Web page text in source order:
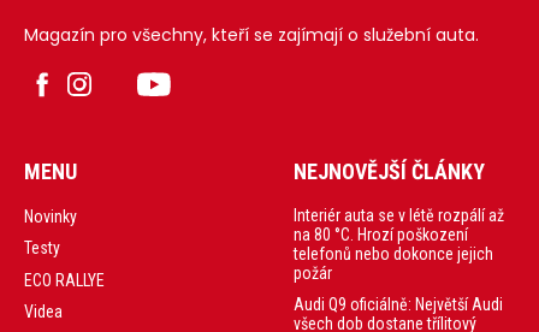
Magazín pro všechny, kteří se zajímají o služební auta.
MENU
Novinky
Testy
ECO RALLYE
Videa
NEJNOVĚJŠÍ ČLÁNKY
Interiér auta se v létě rozpálí až
na 80 °C. Hrozí poškození
telefonů nebo dokonce jejich
požár
Audi Q9 oficiálně: Největší Audi
všech dob dostane třílitový